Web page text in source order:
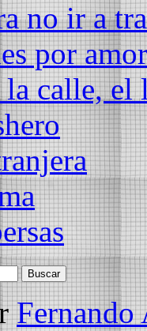
no ir a
por amor
la calle, el
Fernando